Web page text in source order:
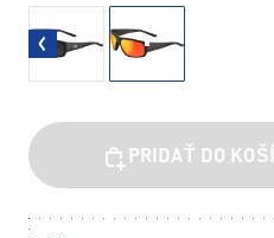
PRIDAŤ DO